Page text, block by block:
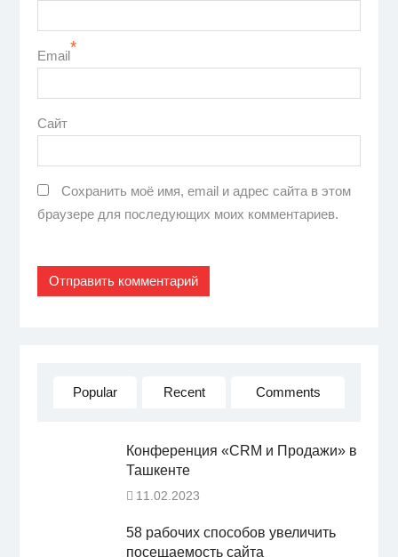
Email*
Сайт
Сохранить моё имя, email и адрес сайта в этом
браузере для последующих моих комментариев.
Popular Recent Comments
Конференция «CRM и Продажи» в
Ташкенте
11.02.2023
58 рабочих способов увеличить
посещаемость сайта